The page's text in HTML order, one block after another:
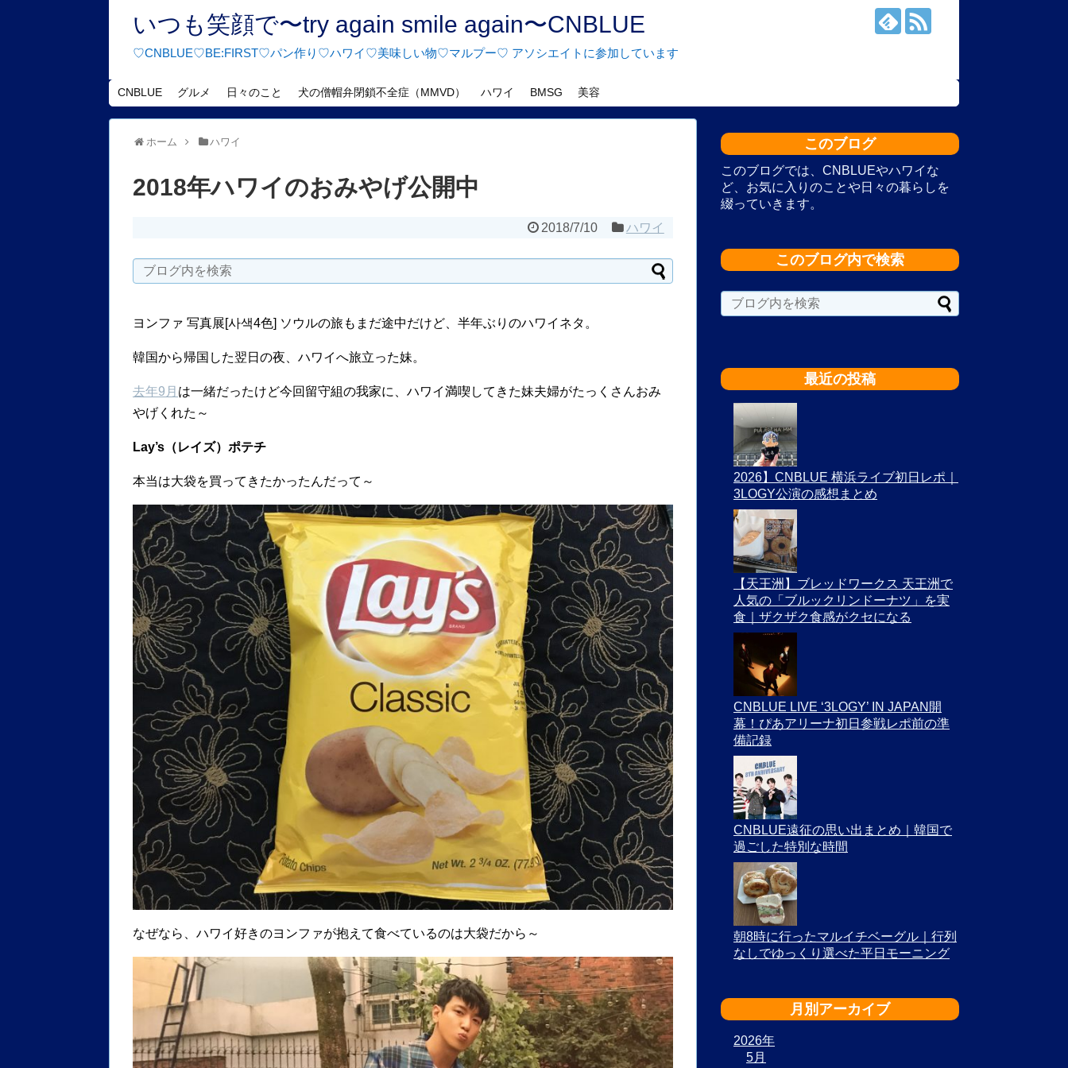
いつも笑顔で〜try again smile again〜CNBLUE
♡CNBLUE♡BE:FIRST♡パン作り♡ハワイ♡美味しい物♡マルプー♡ アソシエイトに参加しています
CNBLUE グルメ 日々のこと 犬の僧帽弁閉鎖不全症（MMVD） ハワイ BMSG 美容
ホーム ハワイ
2018年ハワイのおみやげ公開中
2018/7/10 ハワイ
ヨンファ 写真展[사색4色] ソウルの旅もまだ途中だけど、半年ぶりのハワイネタ。
韓国から帰国した翌日の夜、ハワイへ旅立った妹。
去年9月 は一緒だったけど今回留守組の我家に、ハワイ満喫してきた妹夫婦がたっくさんおみ
やげくれた～
Lay’s（レイズ）ポテチ
本当は大袋を買ってきたかったんだって～
なぜなら、ハワイ好きのヨンファが抱えて食べているのは大袋だから～
このブログ
このブログでは、CNBLUEやハワイな
ど、お気に入りのことや日々の暮らしを
綴っていきます。
このブログ内で検索
最近の投稿
2026】CNBLUE 横浜ライブ初日レポ｜
3LOGY公演の感想まとめ
【天王洲】ブレッドワークス 天王洲で
人気の「ブルックリンドーナツ」を実
食｜ザクザク食感がクセになる
CNBLUE LIVE ‘3LOGY’ IN JAPAN開
幕！ぴあアリーナ初日参戦レポ前の準
備記録
CNBLUE遠征の思い出まとめ｜韓国で
過ごした特別な時間
朝8時に行ったマルイチベーグル｜行列
なしでゆっくり選べた平日モーニング
月別アーカイブ
2026年
5月